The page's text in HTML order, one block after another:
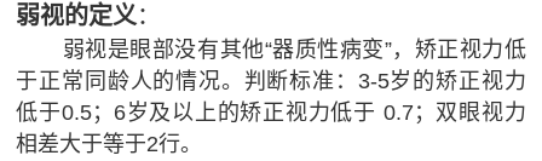
构）
脑视
统
合
训
程
登
录
弱视的定义：
弱视是眼部没有其他“器质性病变”，矫正视力低
于正常同龄人的情况。判断标准：3-5岁的矫正视力
低于0.5；6岁及以上的矫正视力低于 0.7；双眼视力
相差大于等于2行。